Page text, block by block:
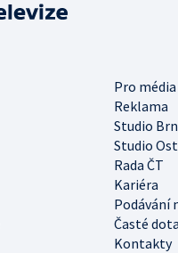
Pro média
Reklama
Studio
Studio
Rada ČT
Kariéra
Podávání
Časté
Kontakty